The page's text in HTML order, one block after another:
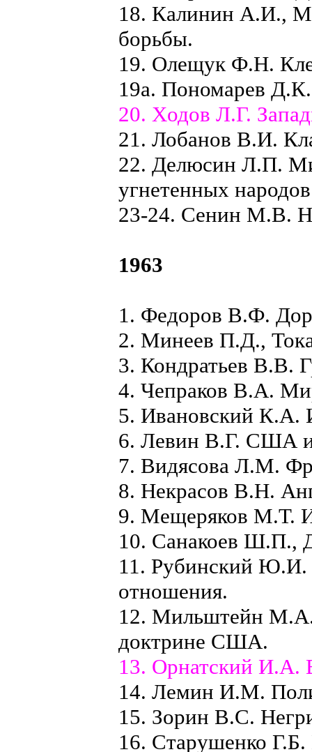
18. Калинин А.И.,
борьбы.
19. Олещук Ф.Н.
19а. Пономарев
20. Xодов Л.Г.
21. Лобанов В.И.
22. Делюсин Л.П.
угнетенных
23-24. Сенин М.В.
1963
1. Федоров В.Ф.
2. Минеев П.Д.,
3. Кондратьев В.В.
4. Чепраков В.А.
5. Ивановский К.А.
6. Левин В.Г. США и
7. Видясова Л.М.
8. Некрасов В.Н.
9. Мещеряков М.Т.
10. Санакоев Ш.П.,
11. Рубинский
отношения.
12. Мильштейн
доктрине США.
13. Орнатский И.А.
14. Лемин И.М.
15. Зорин В.С.
16. Старушенко